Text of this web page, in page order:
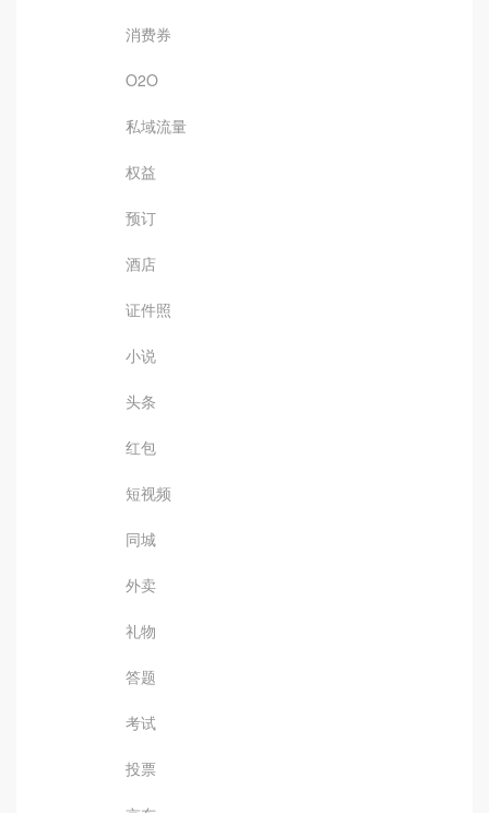
消费券
O2O
私域流量
权益
预订
酒店
证件照
小说
头条
红包
短视频
同城
外卖
礼物
答题
考试
投票